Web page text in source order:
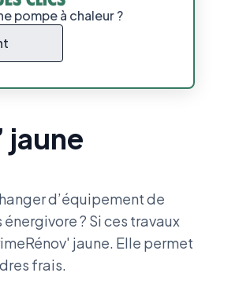
pompe à chaleur ?
jaune
d’équipement de
? Si ces travaux
jaune. Elle permet
frais.